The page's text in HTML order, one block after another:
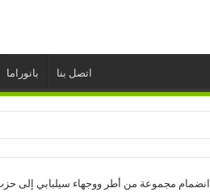
بانوراما اتصل بنا
انضمام مجموعة من أطر ووجهاء سيلبابي إلى حزب